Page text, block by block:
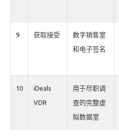
9 获取接受
数字销售室
和电子签名
10
iDeals
VDR
用于尽职调
查的完整虚
拟数据室